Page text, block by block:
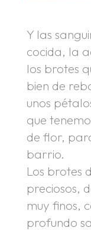
Y las
cocida, la
los brotes
bien de
unos
que
de flor,
barrio.
Los brotes
preciosos,
muy finos,
profundo